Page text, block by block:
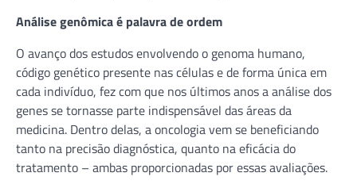
Análise genômica é palavra de ordem
O avanço dos estudos envolvendo o genoma humano,
código genético presente nas células e de forma única em
cada indivíduo, fez com que nos últimos anos a análise dos
genes se tornasse parte indispensável das áreas da
medicina. Dentro delas, a oncologia vem se beneficiando
tanto na precisão diagnóstica, quanto na eficácia do
tratamento – ambas proporcionadas por essas avaliações.